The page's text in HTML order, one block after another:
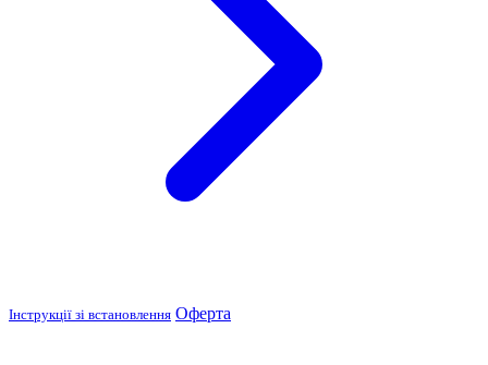
Інструкції зі встановлення Оферта